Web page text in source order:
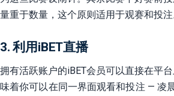
量重于数量，这个原则适用于观赛和投注
3. 利用iBET直播
拥有活跃账户的iBET会员可以直接在平
味着你可以在同一界面观看和投注 — 凌